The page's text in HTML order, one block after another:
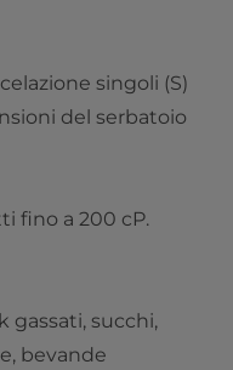
singoli (S)
del serbatoio
fino a 200 cP.
gassati, succhi,
bevande